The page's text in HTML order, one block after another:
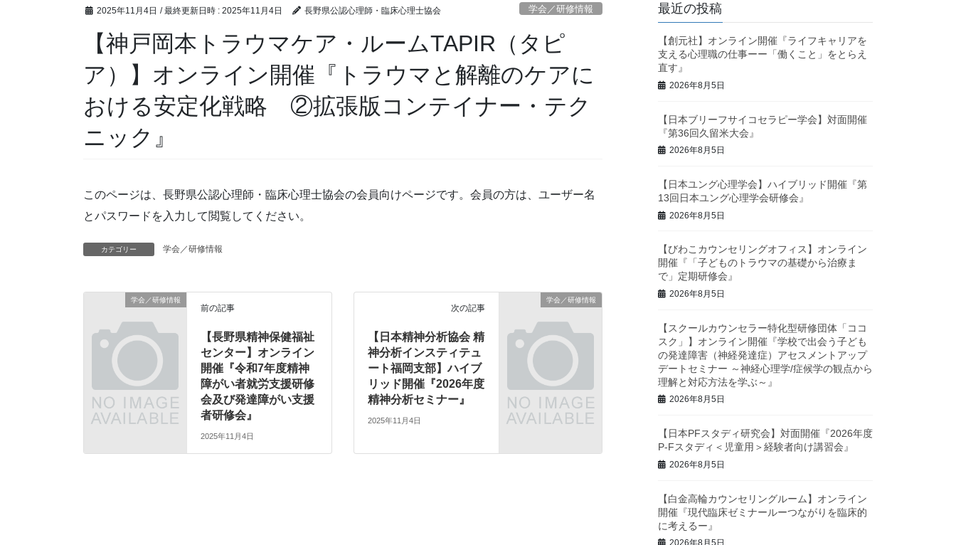
2025年11月4日 / 最終更新日時 : 2025年11月4日 長野県公認心理師・臨床心理士協会 学会／研修情報
【神戸岡本トラウマケア・ルームTAPIR（タピ
ア）】オンライン開催『トラウマと解離のケアに
おける安定化戦略 ②拡張版コンテイナー・テク
ニック』
このページは、長野県公認心理師・臨床心理士協会の会員向けページです。会員の方は、ユーザー名
とパスワードを入力して閲覧してください。
カテゴリー 学会／研修情報
学会／研修情報
前の記事
【長野県精神保健福祉
センター】オンライン
開催『令和7年度精神
障がい者就労支援研修
会及び発達障がい支援
者研修会』
2025年11月4日
学会／研修情報
次の記事
【日本精神分析協会 精
神分析インスティテュ
ート福岡支部】ハイブ
リッド開催『2026年度
精神分析セミナー』
2025年11月4日
最近の投稿
【創元社】オンライン開催『ライフキャリアを
支える心理職の仕事ーー「働くこと」をとらえ
直す』
2026年8月5日
【日本ブリーフサイコセラピー学会】対面開催
『第36回久留米大会』
2026年8月5日
【日本ユング心理学会】ハイブリッド開催『第
13回日本ユング心理学会研修会』
2026年8月5日
【びわこカウンセリングオフィス】オンライン
開催『「子どものトラウマの基礎から治療ま
で」定期研修会』
2026年8月5日
【スクールカウンセラー特化型研修団体「ココ
スク」】オンライン開催『学校で出会う子ども
の発達障害（神経発達症）アセスメントアップ
デートセミナー ～神経心理学/症候学の観点から
理解と対応方法を学ぶ～』
2026年8月5日
【日本PFスタディ研究会】対面開催『2026年度
P-Fスタディ＜児童用＞経験者向け講習会』
2026年8月5日
【白金高輪カウンセリングルーム】オンライン
開催『現代臨床ゼミナールーつながりを臨床的
に考えるー』
2026年8月5日